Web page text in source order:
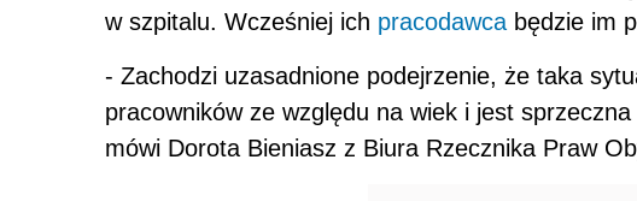
w szpitalu. Wcześniej ich pracodawca będzie im
- Zachodzi uzasadnione podejrzenie, że taka
pracowników ze względu na wiek i jest
mówi Dorota Bieniasz z Biura Rzecznika Praw